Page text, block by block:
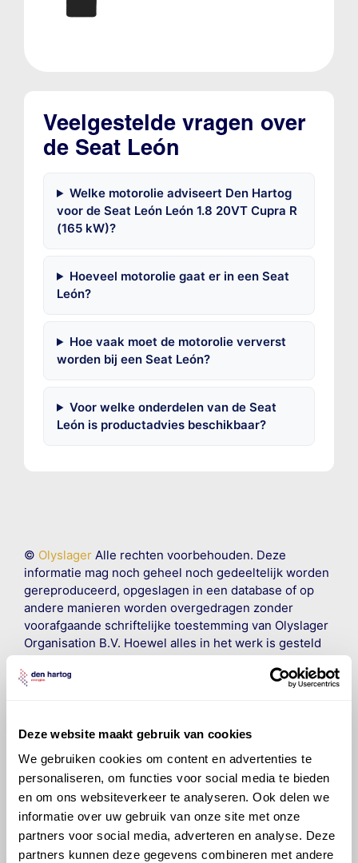
Deze website maakt gebruik van cookies
We gebruiken cookies om content en advertenties te
personaliseren, om functies voor social media te bieden
en om ons websiteverkeer te analyseren. Ook delen we
informatie over uw gebruik van onze site met onze
partners voor social media, adverteren en analyse. Deze
partners kunnen deze gegevens combineren met andere
Veelgestelde vragen over
de Seat León
Welke motorolie adviseert Den Hartog
voor de Seat León León 1.8 20VT Cupra R
(165 kW)?
Hoeveel motorolie gaat er in een Seat
León?
Hoe vaak moet de motorolie ververst
worden bij een Seat León?
Voor welke onderdelen van de Seat
León is productadvies beschikbaar?
© OlyslagerAlle rechten voorbehouden. Deze
informatie mag noch geheel noch gedeeltelijk worden
gereproduceerd, opgeslagen in een database of op
andere manieren worden overgedragen zonder
voorafgaande schriftelijke toestemming van Olyslager
Organisation B.V. Hoewel alles in het werk is gesteld
om ervoor te zorgen dat deze gegevens zo accuraat
en compleet mogelijk zijn, wordt geen
veroorzaakt door fouten of omissies in de verstrekte
raadplegen en te gebruiken erkent de gebruiker dat
hij/zij de ervaring, de kennis en het vermogen heeft
om de vereiste onderhoudswerkzaamheden op een
veilige en verantwoorde manier uit te voeren. Hij/zij
vrijwaart en indemniseert de uitgever enDen Hartog
Energiesvoor enig verlies, letsel, claim en schade